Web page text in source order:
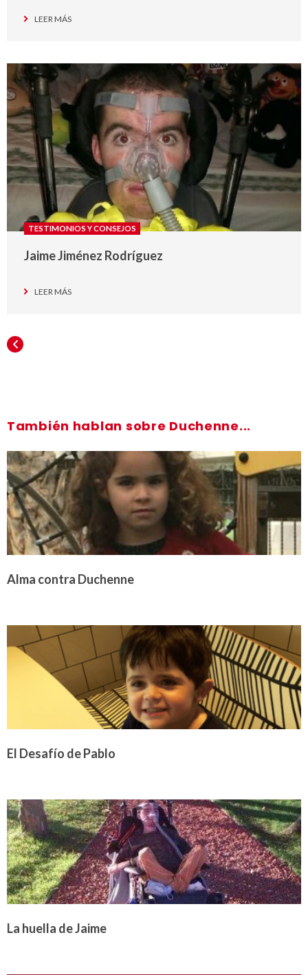
LEER MÁS
TESTIMONIOS Y CONSEJOS
Jaime Jiménez Rodríguez
LEER MÁS
ANTERIORES
También hablan sobre Duchenne...
Alma contra Duchenne
El Desafío de Pablo
La huella de Jaime